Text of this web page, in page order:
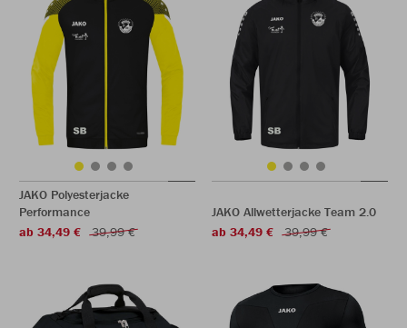
JAKO Polyesterjacke
Performance
ab 34,49 €
39,99 €
JAKO Allwetterjacke Team 2.0
ab 34,49 €
39,99 €